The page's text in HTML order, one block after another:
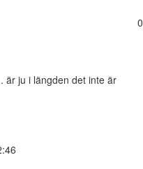
0
är ju i längden det inte är